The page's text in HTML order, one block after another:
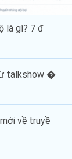
là gì? 7 đ
talkshow �
về truyề